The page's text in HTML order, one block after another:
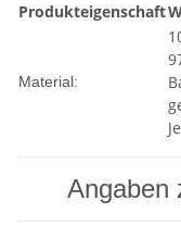
Produkteigenschaft
Material:
Angaben